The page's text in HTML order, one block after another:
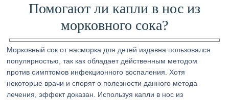
Помогают ли капли в нос из
морковного сока?
Морковный сок от насморка для детей издавна пользовался
популярностью, так как обладает действенным методом
против симптомов инфекционного воспаления. Хотя
некоторые врачи и спорят о полезности данного метода
лечения, эффект доказан. Используя капли в нос из